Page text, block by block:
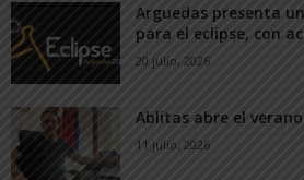
Arguedas presenta
para el eclipse, con
20 julio, 2026
Ablitas abre el
11 julio, 2026